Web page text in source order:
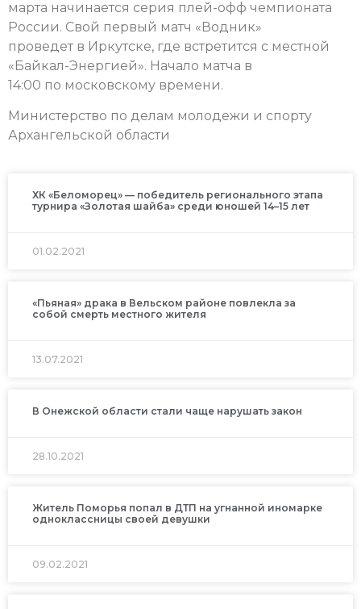
марта начинается серия плей-офф чемпионата
России. Свой первый матч «Водник»
проведет в Иркутске, где встретится с местной
«Байкал-Энергией». Начало матча в
14:00 по московскому времени.
Министерство по делам молодежи и спорту
Архангельской области
ХК «Беломорец» — победитель регионального этапа
турнира «Золотая шайба» среди юношей 14–15 лет
01.02.2021
«Пьяная» драка в Вельском районе повлекла за
собой смерть местного жителя
13.07.2021
В Онежской области стали чаще нарушать закон
28.10.2021
Житель Поморья попал в ДТП на угнанной иномарке
одноклассницы своей девушки
09.02.2021